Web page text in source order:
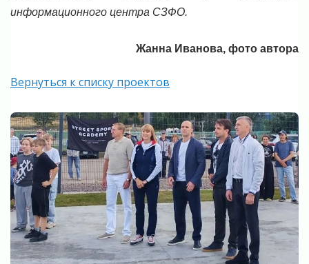
информационного центра СЗФО.
Жанна Иванова, фото автора
Вернуться к списку проектов